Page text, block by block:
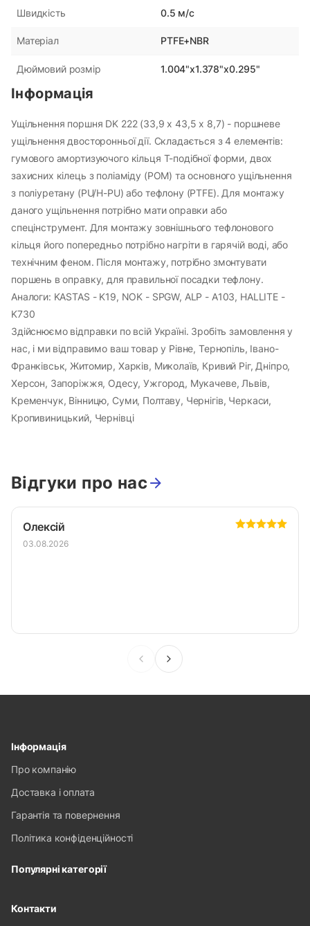
Швидкість 0.5 м/с
Матеріал PTFE+NBR
Дюймовий розмір 1.004"x1.378"x0.295"
Інформація
Ущільнення поршня DK 222 (33,9 х 43,5 х 8,7) - поршневе
ущільнення двосторонньої дії. Складається з 4 елементів:
гумового амортизуючого кільця Т-подібної форми, двох
захисних кілець з поліаміду (POM) та основного ущільнення
з поліуретану (PU/H-PU) або тефлону (PTFE). Для монтажу
даного ущільнення потрібно мати оправки або
спецінструмент. Для монтажу зовнішнього тефлонового
кільця його попередньо потрібно нагріти в гарячій воді, або
технічним феном. Після монтажу, потрібно змонтувати
поршень в оправку, для правильної посадки тефлону.
Аналоги: KASTAS - K19, NOK - SPGW, ALP - A103, HALLITE -
K730
Здійснюємо відправки по всій Україні. Зробіть замовлення у
нас, і ми відправимо ваш товар у Рівне, Тернопіль, Івано-
Франківськ, Житомир, Харків, Миколаїв, Кривий Ріг, Дніпро,
Херсон, Запоріжжя, Одесу, Ужгород, Мукачеве, Львів,
Кременчук, Вінницю, Суми, Полтаву, Чернігів, Черкаси,
Кропивиницький, Чернівці
Відгуки про нас
Олексій
03.08.2026
Інформація
Про компанію
Доставка і оплата
Гарантія та повернення
Політика конфіденційності
Популярні категорії
Контакти